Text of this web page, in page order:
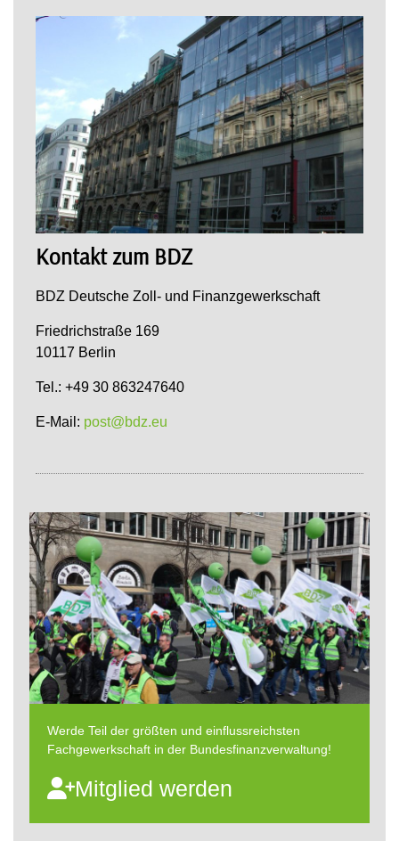
Kontakt zum BDZ
BDZ Deutsche Zoll- und Finanzgewerkschaft
Friedrichstraße 169
10117 Berlin
Tel.: +49 30 863247640
E-Mail: post@bdz.eu
Werde Teil der größten und einflussreichsten
Fachgewerkschaft in der Bundesfinanzverwaltung!
Mitglied werden